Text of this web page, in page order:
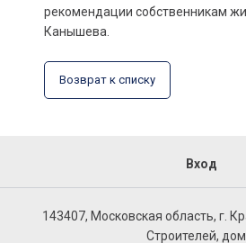
рекомендации собственникам
Канышева.
Возврат к списку
Вход
143407, Московская область, г.
Строителей, дом